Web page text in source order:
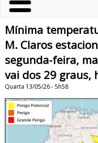
Mínima
M. Claros
segunda-feira,
vai dos 29 graus,
Quarta 13/05/26 - 5h58